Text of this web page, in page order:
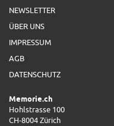
NEWSLETTER
ÜBER UNS
IMPRESSUM
AGB
DATENSCHUTZ
Memorie.ch
Hohlstrasse 100
CH-8004 Zürich